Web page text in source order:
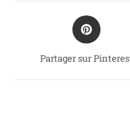
Partager sur